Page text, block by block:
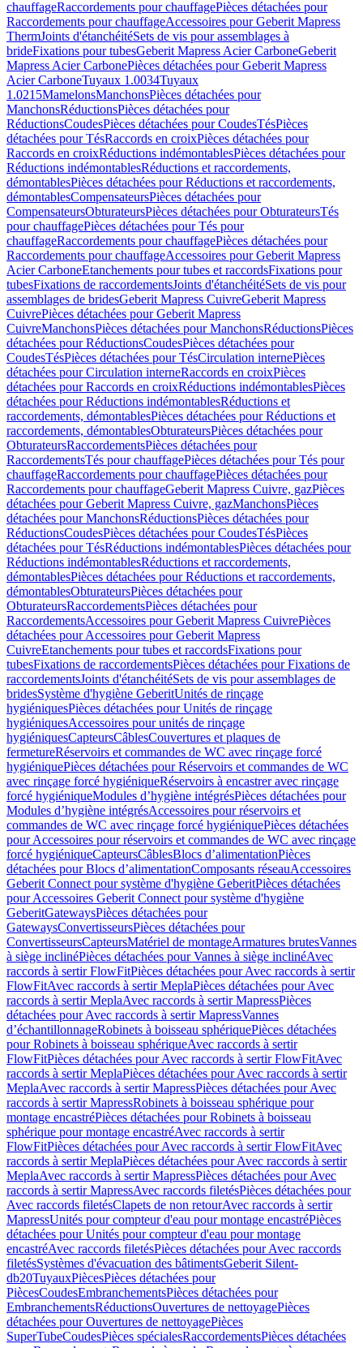
chauffageRaccordements pour chauffagePièces détachées pour
Raccordements pour chauffageAccessoires pour Geberit Mapress
ThermJoints d'étanchéitéSets de vis pour assemblages à
brideFixations pour tubesGeberit Mapress Acier CarboneGeberit
Mapress Acier CarbonePièces détachées pour Geberit Mapress
Acier CarboneTuyaux 1.0034Tuyaux
1.0215MamelonsManchonsPièces détachées pour
ManchonsRéductionsPièces détachées pour
RéductionsCoudesPièces détachées pour CoudesTésPièces
détachées pour TésRaccords en croixPièces détachées pour
Raccords en croixRéductions indémontablesPièces détachées pour
Réductions indémontablesRéductions et raccordements,
démontablesPièces détachées pour Réductions et raccordements,
démontablesCompensateursPièces détachées pour
CompensateursObturateursPièces détachées pour ObturateursTés
pour chauffagePièces détachées pour Tés pour
chauffageRaccordements pour chauffagePièces détachées pour
Raccordements pour chauffageAccessoires pour Geberit Mapress
Acier CarboneEtanchements pour tubes et raccordsFixations pour
tubesFixations de raccordementsJoints d'étanchéitéSets de vis pour
assemblages de bridesGeberit Mapress CuivreGeberit Mapress
CuivrePièces détachées pour Geberit Mapress
CuivreManchonsPièces détachées pour ManchonsRéductionsPièces
détachées pour RéductionsCoudesPièces détachées pour
CoudesTésPièces détachées pour TésCirculation internePièces
détachées pour Circulation interneRaccords en croixPièces
détachées pour Raccords en croixRéductions indémontablesPièces
détachées pour Réductions indémontablesRéductions et
raccordements, démontablesPièces détachées pour Réductions et
raccordements, démontablesObturateursPièces détachées pour
ObturateursRaccordementsPièces détachées pour
RaccordementsTés pour chauffagePièces détachées pour Tés pour
chauffageRaccordements pour chauffagePièces détachées pour
Raccordements pour chauffageGeberit Mapress Cuivre, gazPièces
détachées pour Geberit Mapress Cuivre, gazManchonsPièces
détachées pour ManchonsRéductionsPièces détachées pour
RéductionsCoudesPièces détachées pour CoudesTésPièces
détachées pour TésRéductions indémontablesPièces détachées pour
Réductions indémontablesRéductions et raccordements,
démontablesPièces détachées pour Réductions et raccordements,
démontablesObturateursPièces détachées pour
ObturateursRaccordementsPièces détachées pour
RaccordementsAccessoires pour Geberit Mapress CuivrePièces
détachées pour Accessoires pour Geberit Mapress
CuivreEtanchements pour tubes et raccordsFixations pour
tubesFixations de raccordementsPièces détachées pour Fixations de
raccordementsJoints d'étanchéitéSets de vis pour assemblages de
bridesSystème d'hygiène GeberitUnités de rinçage
hygiéniquesPièces détachées pour Unités de rinçage
hygiéniquesAccessoires pour unités de rinçage
hygiéniquesCapteursCâblesCouvertures et plaques de
fermetureRéservoirs et commandes de WC avec rinçage forcé
hygiéniquePièces détachées pour Réservoirs et commandes de WC
avec rinçage forcé hygiéniqueRéservoirs à encastrer avec rinçage
forcé hygiéniqueModules d’hygiène intégrésPièces détachées pour
Modules d’hygiène intégrésAccessoires pour réservoirs et
commandes de WC avec rinçage forcé hygiéniquePièces détachées
pour Accessoires pour réservoirs et commandes de WC avec rinçage
forcé hygiéniqueCapteursCâblesBlocs d’alimentationPièces
détachées pour Blocs d’alimentationComposants réseauAccessoires
Geberit Connect pour système d'hygiène GeberitPièces détachées
pour Accessoires Geberit Connect pour système d'hygiène
GeberitGatewaysPièces détachées pour
GatewaysConvertisseursPièces détachées pour
ConvertisseursCapteursMatériel de montageArmatures brutesVannes
à siège inclinéPièces détachées pour Vannes à siège inclinéAvec
raccords à sertir FlowFitPièces détachées pour Avec raccords à sertir
FlowFitAvec raccords à sertir MeplaPièces détachées pour Avec
raccords à sertir MeplaAvec raccords à sertir MapressPièces
détachées pour Avec raccords à sertir MapressVannes
d’échantillonnageRobinets à boisseau sphériquePièces détachées
pour Robinets à boisseau sphériqueAvec raccords à sertir
FlowFitPièces détachées pour Avec raccords à sertir FlowFitAvec
raccords à sertir MeplaPièces détachées pour Avec raccords à sertir
MeplaAvec raccords à sertir MapressPièces détachées pour Avec
raccords à sertir MapressRobinets à boisseau sphérique pour
montage encastréPièces détachées pour Robinets à boisseau
sphérique pour montage encastréAvec raccords à sertir
FlowFitPièces détachées pour Avec raccords à sertir FlowFitAvec
raccords à sertir MeplaPièces détachées pour Avec raccords à sertir
MeplaAvec raccords à sertir MapressPièces détachées pour Avec
raccords à sertir MapressAvec raccords filetésPièces détachées pour
Avec raccords filetésClapets de non retourAvec raccords à sertir
MapressUnités pour compteur d'eau pour montage encastréPièces
détachées pour Unités pour compteur d'eau pour montage
encastréAvec raccords filetésPièces détachées pour Avec raccords
filetésSystèmes d'évacuation des bâtimentsGeberit Silent-
db20TuyauxPiècesPièces détachées pour
PiècesCoudesEmbranchementsPièces détachées pour
EmbranchementsRéductionsOuvertures de nettoyagePièces
détachées pour Ouvertures de nettoyagePièces
SuperTubeCoudesPièces spécialesRaccordementsPièces détachées